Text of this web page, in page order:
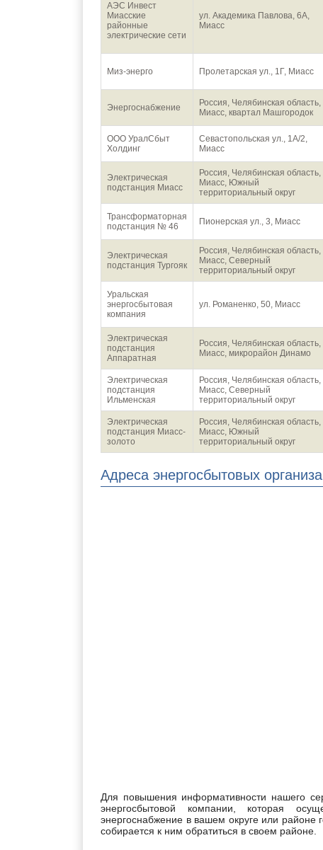
АЭС Инвест
Миасские
районные
электрические сети
ул. Академика Павлова, 6А,
Миасс
Миз-энерго Пролетарская ул., 1Г, Миасс
Энергоснабжение
Россия, Челябинская область,
Миасс, квартал Машгородок
ООО УралСбыт
Холдинг
Севастопольская ул., 1А/2,
Миасс
Электрическая
подстанция Миасс
Россия, Челябинская область,
Миасс, Южный
территориальный округ
Трансформаторная
подстанция № 46
Пионерская ул., 3, Миасс
Электрическая
подстанция Тургояк
Россия, Челябинская область,
Миасс, Северный
территориальный округ
Уральская
энергосбытовая
компания
ул. Романенко, 50, Миасс
Электрическая
подстанция
Аппаратная
Россия, Челябинская область,
Миасс, микрорайон Динамо
Электрическая
подстанция
Ильменская
Россия, Челябинская область,
Миасс, Северный
территориальный округ
Электрическая
подстанция Миасс-
золото
Россия, Челябинская область,
Миасс, Южный
территориальный округ
Адреса энергосбытовых
Для повышения информативности нашего
энергосбытовой компании, которая
энергоснабжение в вашем округе или районе
собирается к ним обратиться в своем районе.